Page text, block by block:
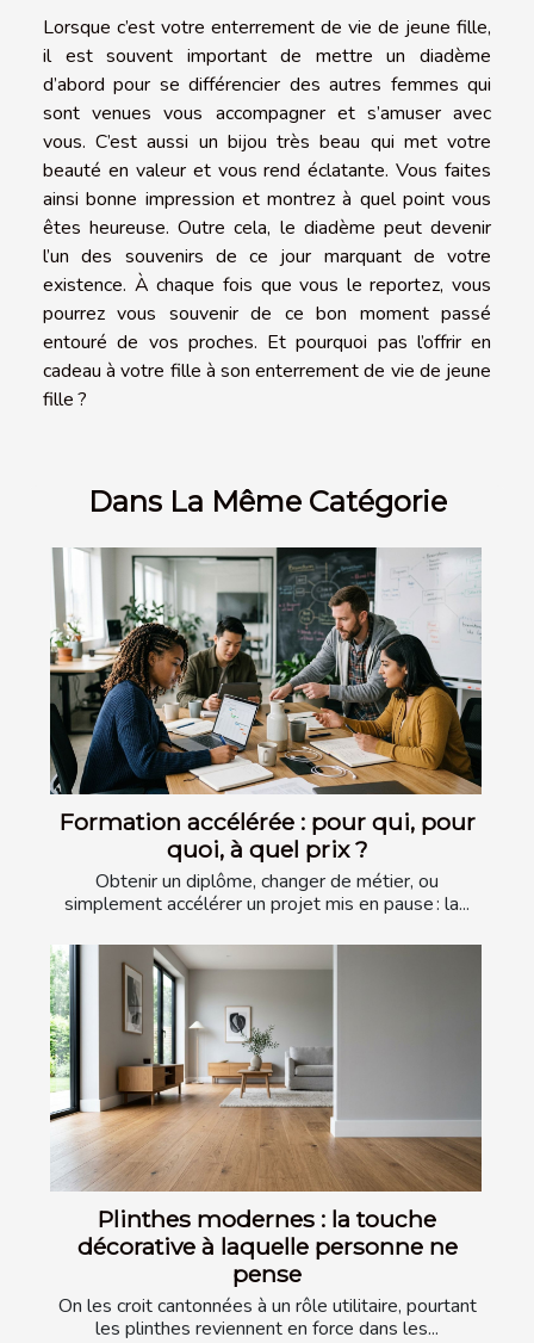
Lorsque c’est votre enterrement de vie de jeune fille,
il est souvent important de mettre un diadème
d’abord pour se différencier des autres femmes qui
sont venues vous accompagner et s’amuser avec
vous. C’est aussi un bijou très beau qui met votre
beauté en valeur et vous rend éclatante. Vous faites
ainsi bonne impression et montrez à quel point vous
êtes heureuse. Outre cela, le diadème peut devenir
l’un des souvenirs de ce jour marquant de votre
existence. À chaque fois que vous le reportez, vous
pourrez vous souvenir de ce bon moment passé
entouré de vos proches. Et pourquoi pas l’offrir en
cadeau à votre fille à son enterrement de vie de jeune
fille ?
Dans La Même Catégorie
Formation accélérée : pour qui, pour
quoi, à quel prix ?
Obtenir un diplôme, changer de métier, ou
simplement accélérer un projet mis en pause : la...
Plinthes modernes : la touche
décorative à laquelle personne ne
pense
On les croit cantonnées à un rôle utilitaire, pourtant
les plinthes reviennent en force dans les...